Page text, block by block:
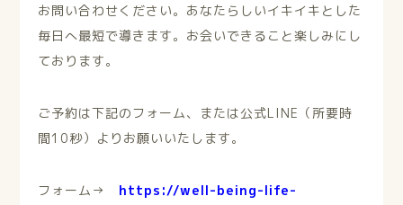
お問い合わせください。あなたらしいイキイキとした
毎日へ最短で導きます。お会いできること楽しみにし
ております。
ご予約は下記のフォーム、または公式LINE（所要時
間10秒）よりお願いいたします。
フォーム→ https://well-being-life-